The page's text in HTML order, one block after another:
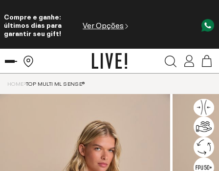
Compre e ganhe:
últimos dias para
garantir seu gift!
Ver Opções
HOME TOP MULTI ML SENSE®